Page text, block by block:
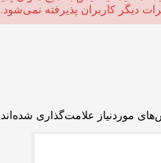
دیگر کاربران پذیرفته نمی‌شود.
موردنیاز علامت‌گذاری